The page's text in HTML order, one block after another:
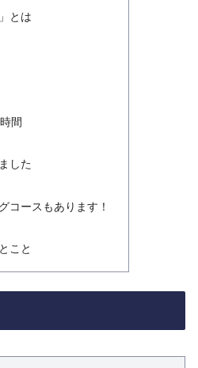
とは
間
した
コースもあります！
こと